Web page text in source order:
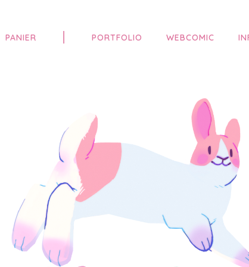
PANIER | PORTFOLIO WEBCOMIC